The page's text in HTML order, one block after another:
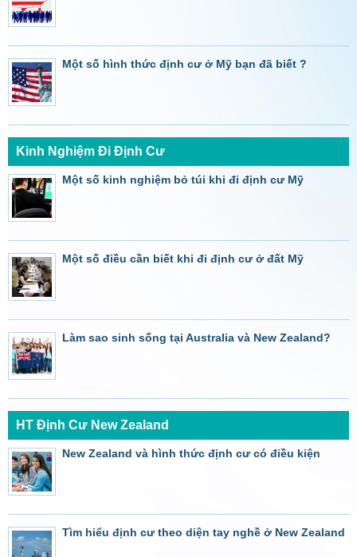
Một số hình thức định cư ở Mỹ bạn đã biết ?
Kinh Nghiệm Đi Định Cư
Một số kinh nghiệm bỏ túi khi đi định cư Mỹ
Một số điều cần biết khi đi định cư ở đất Mỹ
Làm sao sinh sống tại Australia và New Zealand?
HT Định Cư New Zealand
New Zealand và hình thức định cư có điều kiện
Tìm hiểu định cư theo diện tay nghề ở New Zealand